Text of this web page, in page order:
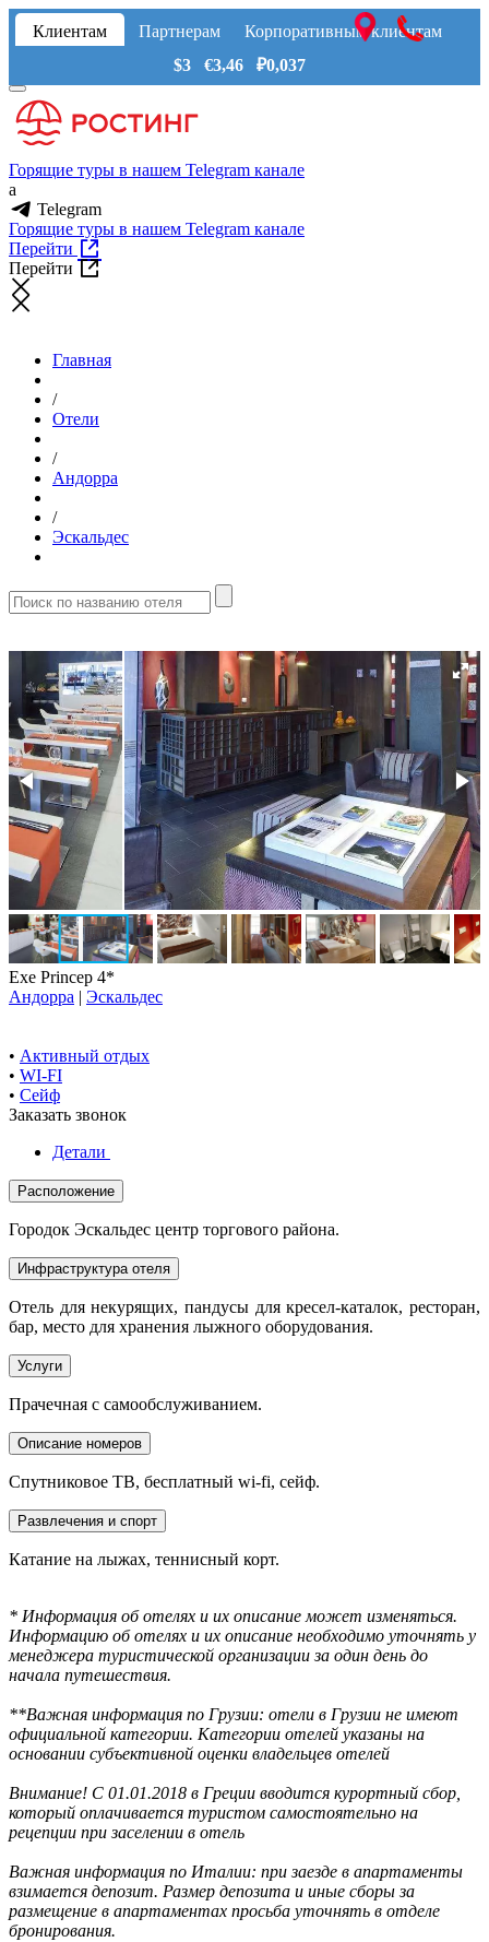
Клиентам Партнерам
Корпоративным клиентам
$3 €3,46 ₽0,037
Горящие туры в нашем Telegram канале
a
Telegram
Горящие туры в нашем Telegram канале
Перейти
Перейти
Главная
/
Отели
/
Андорра
/
Эскальдес
Exe Princep 4*
Андорра | Эскальдес
• Активный отдых
• WI-FI
• Сейф
Заказать звонок
Детали
Расположение
Городок Эскальдес центр торгового района.
Инфраструктура отеля
Отель для некурящих, пандусы для кресел-каталок, ресторан,
бар, место для хранения лыжного оборудования.
Услуги
Прачечная с самообслуживанием.
Описание номеров
Спутниковое ТВ, бесплатный wi-fi, сейф.
Развлечения и спорт
Катание на лыжах, теннисный корт.
* Информация об отелях и их описание может изменяться.
Информацию об отелях и их описание необходимо уточнять у
менеджера туристической организации за один день до
начала путешествия.
**Важная информация по Грузии: отели в Грузии не имеют
официальной категории. Категории отелей указаны на
основании субъективной оценки владельцев отелей
Внимание! С 01.01.2018 в Греции вводится курортный сбор,
который оплачивается туристом самостоятельно на
рецепции при заселении в отель
Важная информация по Италии: при заезде в апартаменты
взимается депозит. Размер депозита и иные сборы за
размещение в апартаментах просьба уточнять в отделе
бронирования.